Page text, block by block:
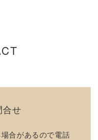
合せ
合があるので電話